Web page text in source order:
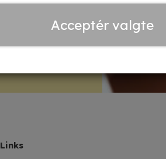
Links
Acceptér valgte